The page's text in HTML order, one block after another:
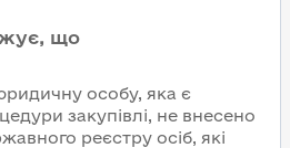
що
особу, яка є
закупівлі, не внесено
реєстру осіб, які